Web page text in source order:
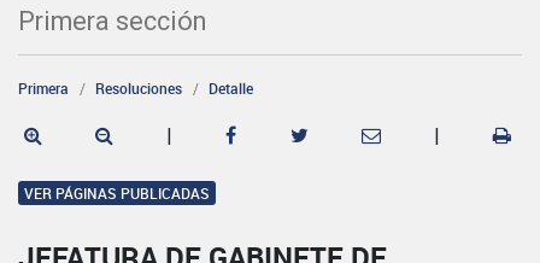
Primera sección
Primera Resoluciones Detalle
| |
VER PÁGINAS PUBLICADAS